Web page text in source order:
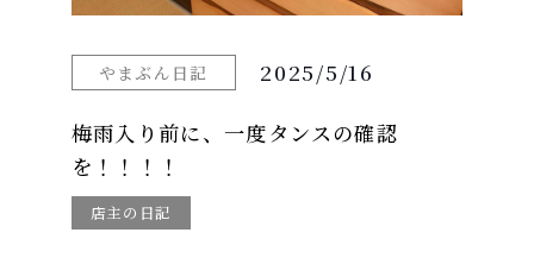
やまぶん日記 2025/5/16
梅雨入り前に、一度タンスの確認
を！！！！
店主の日記